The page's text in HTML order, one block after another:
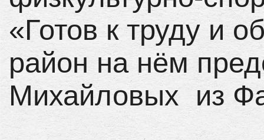
«Готов к труду и
район на нём
Михайловых из